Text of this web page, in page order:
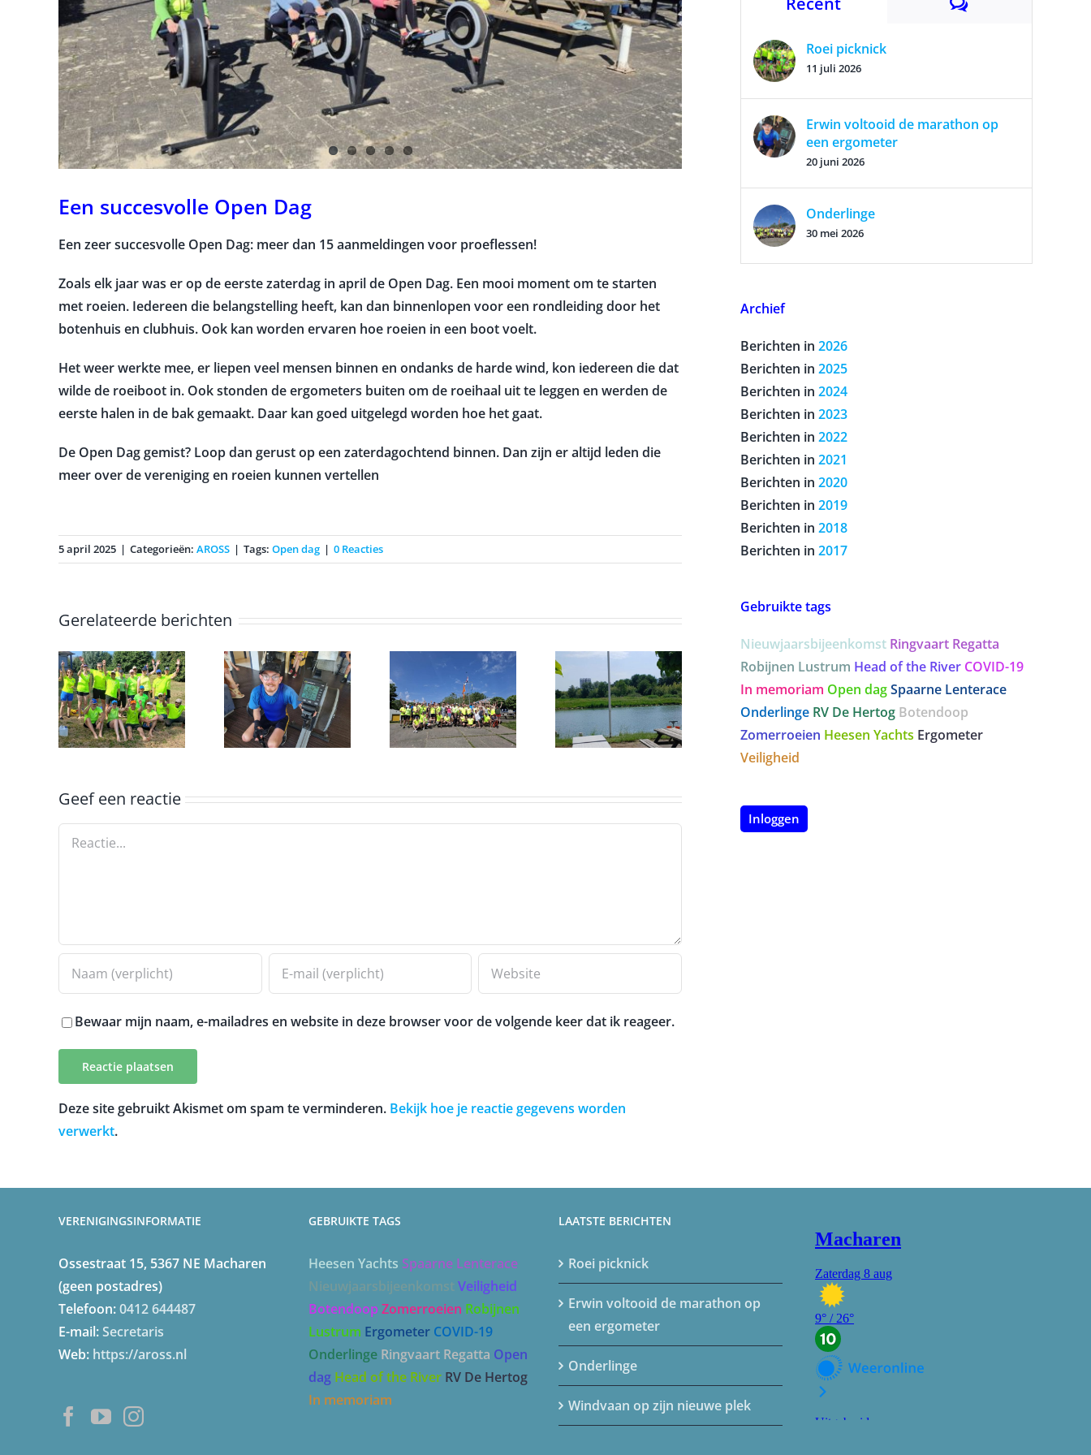
Een succesvolle Open Dag
Een zeer succesvolle Open Dag: meer dan 15 aanmeldingen voor proeflessen!
Zoals elk jaar was er op de eerste zaterdag in april de Open Dag. Een mooi moment om te starten
met roeien. Iedereen die belangstelling heeft, kan dan binnenlopen voor een rondleiding door het
botenhuis en clubhuis. Ook kan worden ervaren hoe roeien in een boot voelt.
Het weer werkte mee, er liepen veel mensen binnen en ondanks de harde wind, kon iedereen die dat
wilde de roeiboot in. Ook stonden de ergometers buiten om de roeihaal uit te leggen en werden de
eerste halen in de bak gemaakt. Daar kan goed uitgelegd worden hoe het gaat.
De Open Dag gemist? Loop dan gerust op een zaterdagochtend binnen. Dan zijn er altijd leden die
meer over de vereniging en roeien kunnen vertellen
5 april 2025 | Categorieën: AROSS | Tags: Open dag | 0 Reacties
Gerelateerde berichten
Erwin
voltooid de
marathon
op een
Onderlinge
Windvaan
op zijn
nieuwe plek
Roei
picknick
Erwin
voltooid de
marathon
op een
ergometer
Onderlinge
Geef een reactie
Reactie
Bewaar mijn naam, e-mailadres en website in deze browser voor de volgende keer dat ik reageer.
Deze site gebruikt Akismet om spam te verminderen. Bekijk hoe je reactie gegevens worden
verwerkt.
Roei picknick
11 juli 2026
Erwin voltooid de marathon op
een ergometer
20 juni 2026
Onderlinge
30 mei 2026
Archief
Berichten in 2026
Berichten in 2025
Berichten in 2024
Berichten in 2023
Berichten in 2022
Berichten in 2021
Berichten in 2020
Berichten in 2019
Berichten in 2018
Berichten in 2017
Gebruikte tags
Nieuwjaarsbijeenkomst Ringvaart Regatta
Robijnen Lustrum Head of the River COVID-19
In memoriam Open dagSpaarne Lenterace
Onderlinge RV De Hertog Botendoop
Zomerroeien Heesen Yachts Ergometer
Veiligheid
Inloggen
VERENIGINGSINFORMATIE
Ossestraat 15, 5367 NE Macharen
(geen postadres)
Telefoon:0412 644487
E-mail:Secretaris
Web: https://aross.nl
GEBRUIKTE TAGS
Heesen Yachts Spaarne Lenterace
NieuwjaarsbijeenkomstVeiligheid
Botendoop Zomerroeien Robijnen
Lustrum Ergometer COVID-19
Onderlinge Ringvaart Regatta Open
dag Head of the River RV De Hertog
In memoriam
LAATSTE BERICHTEN
Roei picknick
Erwin voltooid de marathon op
een ergometer
Onderlinge
Windvaan op zijn nieuwe plek